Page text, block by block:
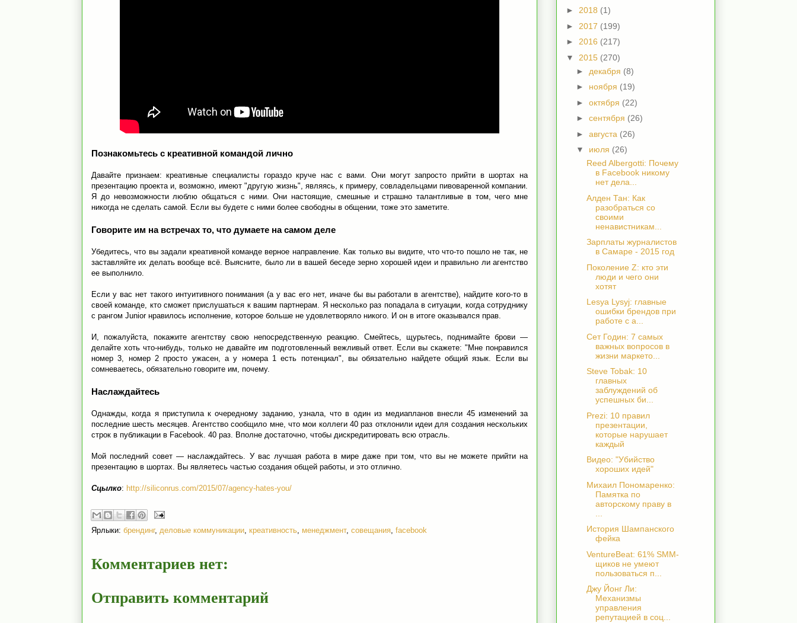
Познакомьтесь с креативной командой лично
Давайте признаем: креативные специалисты гораздо круче нас с вами. Они могут запросто прийти в шортах на
презентацию проекта и, возможно, имеют "другую жизнь", являясь, к примеру, совладельцами пивоваренной компании.
Я до невозможности люблю общаться с ними. Они настоящие, смешные и страшно талантливые в том, чего мне
никогда не сделать самой. Если вы будете с ними более свободны в общении, тоже это заметите.
Говорите им на встречах то, что думаете на самом деле
Убедитесь, что вы задали креативной команде верное направление. Как только вы видите, что что-то пошло не так, не
заставляйте их делать вообще всё. Выясните, было ли в вашей беседе зерно хорошей идеи и правильно ли агентство
ее выполнило.
Если у вас нет такого интуитивного понимания (а у вас его нет, иначе бы вы работали в агентстве), найдите кого-то в
своей команде, кто сможет прислушаться к вашим партнерам. Я несколько раз попадала в ситуации, когда сотруднику
c рангом Junior нравилось исполнение, которое больше не удовлетворяло никого. И он в итоге оказывался прав.
И, пожалуйста, покажите агентству свою непосредственную реакцию. Смейтесь, щурьтесь, поднимайте брови —
делайте хоть что-нибудь, только не давайте им подготовленный вежливый ответ. Если вы скажете: "Мне понравился
номер 3, номер 2 просто ужасен, а у номера 1 есть потенциал", вы обязательно найдете общий язык. Если вы
сомневаетесь, обязательно говорите им, почему.
Наслаждайтесь
Однажды, когда я приступила к очередному заданию, узнала, что в один из медиапланов внесли 45 изменений за
последние шесть месяцев. Агентство сообщило мне, что мои коллеги 40 раз отклонили идеи для создания нескольких
строк в публикации в Facebook. 40 раз. Вполне достаточно, чтобы дискредитировать всю отрасль.
Мой последний совет — наслаждайтесь. У вас лучшая работа в мире даже при том, что вы не можете прийти на
презентацию в шортах. Вы являетесь частью создания общей работы, и это отлично.
Сцылко: http://siliconrus.com/2015/07/agency-hates-you/
Ярлыки: брендинг, деловые коммуникации креативность менеджмент, совещания facebook
Комментариев нет:
Отправить комментарий
► 2018 (1)
► 2017 (199)
► 2016 (217)
▼ 2015 (270)
► декабря (8)
► ноября (19)
► октября (22)
► сентября (26)
► августа (26)
▼ июля (26)
Reed Albergotti: Почему
в Facebook никому
нет дела...
Алден Тан: Как
разобраться со
своими
ненавистникам...
Зарплаты журналистов
в Самаре - 2015 год
Поколение Z: кто эти
люди и чего они
хотят
Lesya Lysyj: главные
ошибки брендов при
работе с а...
Сет Годин: 7 самых
важных вопросов в
жизни маркето...
Steve Tobak: 10
главных
заблуждений об
успешных би...
Prezi: 10 правил
презентации,
которые нарушает
каждый
Видео: "Убийство
хороших идей"
Михаил Пономаренко:
Памятка по
авторскому праву в
История Шампанского
фейка
VentureBeat: 61% SMM-
щиков не умеют
пользоваться п...
Джу Йонг Ли:
Механизмы
управления
репутацией в соц...